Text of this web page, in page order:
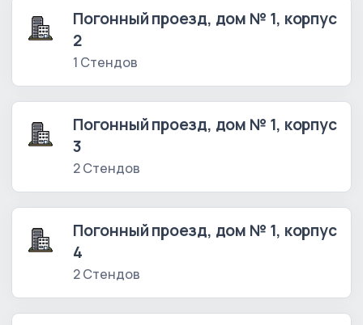
Погонный проезд, дом № 1, корпус
2
1 Стендов
Погонный проезд, дом № 1, корпус
3
2 Стендов
Погонный проезд, дом № 1, корпус
4
2 Стендов